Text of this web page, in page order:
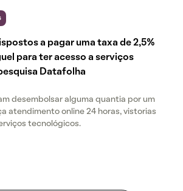
a pagar uma taxa de 2,5%
para ter acesso a serviços
Datafolha
desembolsar alguma quantia por um
atendimento online 24 horas, vistorias
tecnológicos.